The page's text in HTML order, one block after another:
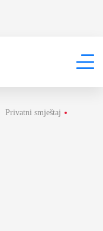
Privatni smještaj